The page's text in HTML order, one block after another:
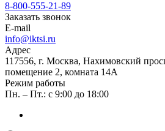
8-800-555-21-89
Заказать звонок
E-mail
info@iktsi.ru
Адрес
117556, г. Москва, Нахимовский
помещение 2, комната 14А
Режим работы
Пн. – Пт.: с 9:00 до 18:00